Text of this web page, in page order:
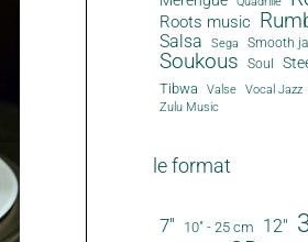
Roots music
Salsa Sega Smooth
Soukous Soul
Tibwa Valse Vocal Jazz
Zulu Music
le format
7" 10" - 25 cm 12"